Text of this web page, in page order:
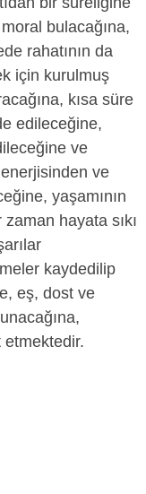
bulacağına,
rahatının da
için kurulmuş
kısa süre
edileceğine,
ve
ve
yaşamının
hayata sıkı
kaydedilip
eş, dost ve
etmektedir.